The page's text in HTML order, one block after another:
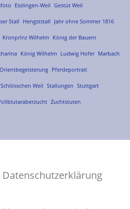
Esslingen-Weil Gestüt Weil
Stall Hengststall Jahr ohne Sommer 1816
Kronprinz Wilhelm König der Bauern
König Wilhelm Ludwig Hofer Marbach
Orientbegeisterung Pferdeportrait
Schlösschen Weil Stallungen Stuttgart
Zuchtstuten
Datenschutzerklärung